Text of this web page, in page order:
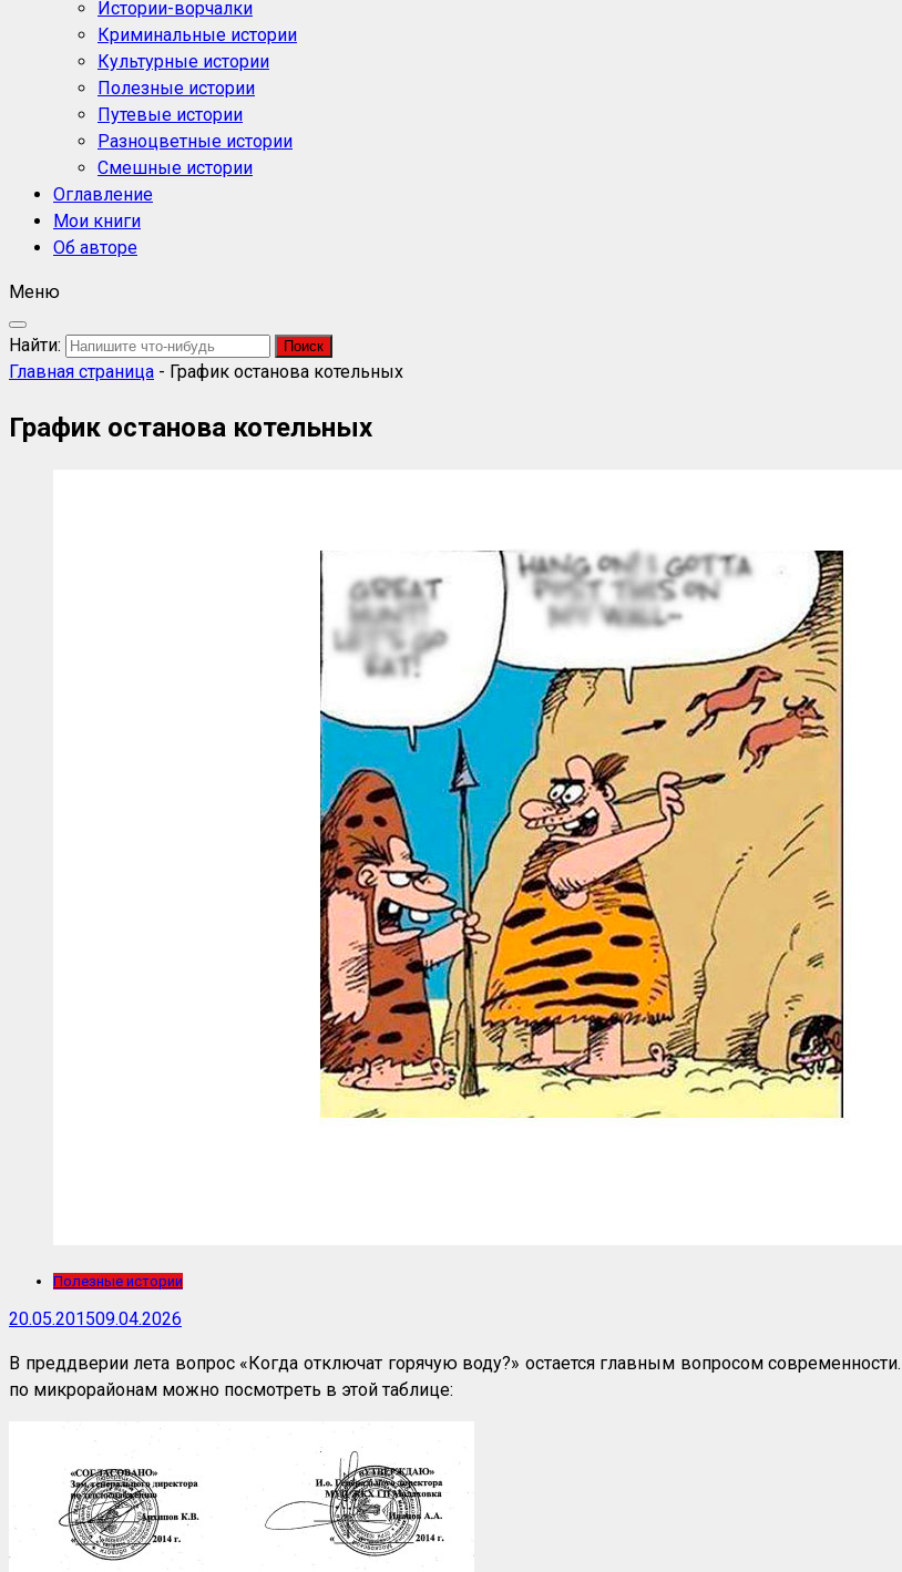
Истории-ворчалки
Криминальные истории
Культурные истории
Полезные истории
Путевые истории
Разноцветные истории
Смешные истории
Оглавление
Мои книги
Об авторе
Меню
Найти:
Главная страница - График останова котельных
График останова котельных
Полезные истории
20.05.201509.04.2026
В преддверии лета вопрос «Когда отключат горячую воду?» остается главным вопросом
по микрорайонам можно посмотреть в этой таблице: